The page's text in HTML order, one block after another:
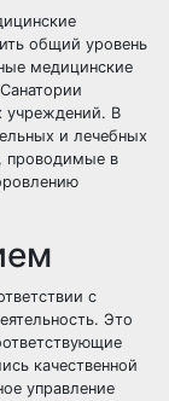
общий уровень
медицинские
учреждений. В
и лечебных
проводимые в
с
Это
качественной
управление